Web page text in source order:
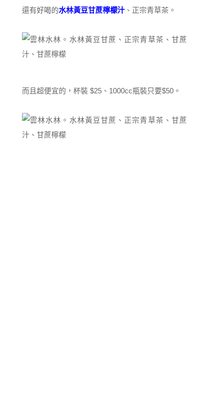
還有好喝的水林黃豆甘蔗檸檬汁 、正宗青草茶。
而且超便宜的，杯裝 $25、1000cc瓶裝只要$50。